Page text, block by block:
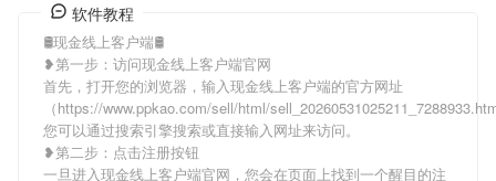
软件教程
🛢现金线上客户端🛢
❥第一步：访问现金线上客户端官网
首先，打开您的浏览器，输入现金线上客户端的官方网址
（https://www.ppkao.com/sell/html/
您可以通过搜索引擎搜索或直接输入网址来访问。
❥第二步：点击注册按钮
一旦进入现金线上客户端官网，您会在页面上找到一个醒目的注